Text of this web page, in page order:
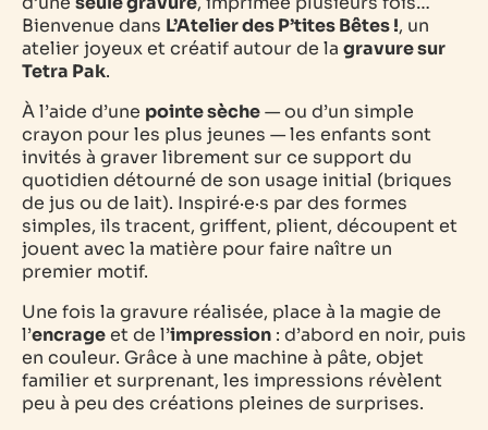
Bienvenue dans L’Atelier des P’tites Bêtes !, un
atelier joyeux et créatif autour de la gravure sur
Tetra Pak.
À l’aide d’une pointe sèche— ou d’un simple
crayon pour les plus jeunes — les enfants sont
invités à graver librement sur ce support du
quotidien détourné de son usage initial (briques
de jus ou de lait). Inspiré·e·s par des formes
simples, ils tracent, griffent, plient, découpent et
jouent avec la matière pour faire naître un
premier motif.
Une fois la gravure réalisée, place à la magie de
l’encrageet de l’impression : d’abord en noir, puis
en couleur. Grâce à une machine à pâte, objet
familier et surprenant, les impressions révèlent
peu à peu des créations pleines de surprises.